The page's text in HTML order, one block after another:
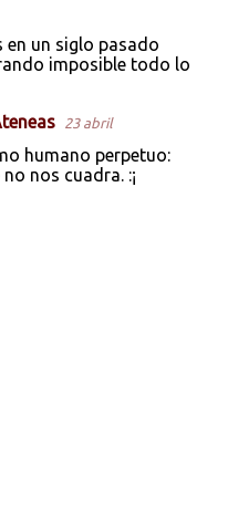
en un siglo pasado
imposible todo lo
23 abril
humano perpetuo:
nos cuadra. :¡